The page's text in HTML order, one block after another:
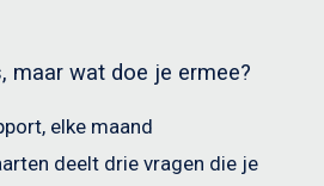
maar wat doe je ermee?
elke maand
deelt drie vragen die je